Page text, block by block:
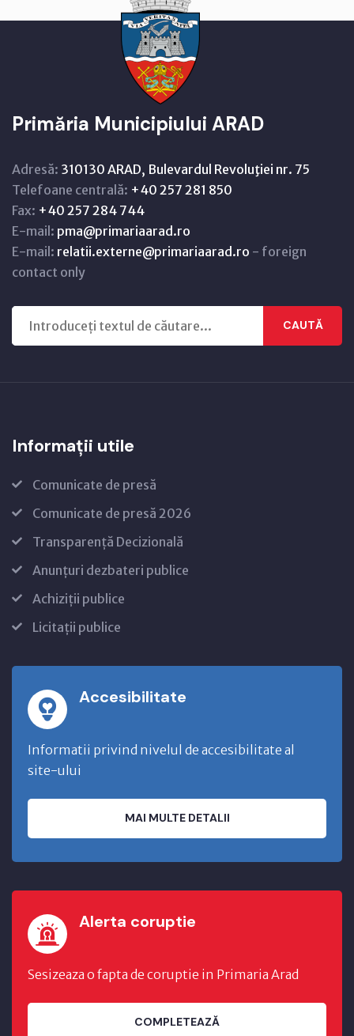
Primăria Municipiului ARAD
Adresă: 310130 ARAD, Bulevardul Revoluţiei nr. 75
Telefoane centrală: +40 257 281 850
Fax: +40 257 284 744
E-mail: pma@primariaarad.ro
E-mail: relatii.externe@primariaarad.ro - foreign
contact only
CAUTĂ
Informații utile
Comunicate de presă
Comunicate de presă 2026
Transparență Decizională
Anunțuri dezbateri publice
Achiziții publice
Licitații publice
Accesibilitate
Informatii privind nivelul de accesibilitate al
site-ului
MAI MULTE DETALII
Alerta coruptie
Sesizeaza o fapta de coruptie in Primaria Arad
COMPLETEAZĂ